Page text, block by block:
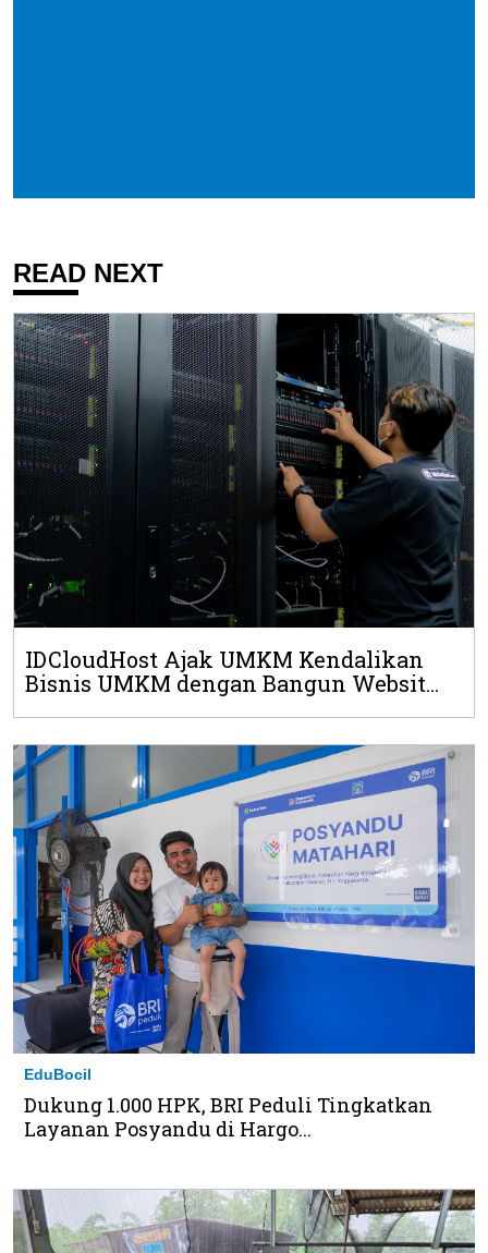
READ NEXT
IDCloudHost Ajak UMKM Kendalikan
Bisnis UMKM dengan Bangun Websit...
EduBocil
Dukung 1.000 HPK, BRI Peduli Tingkatkan
Layanan Posyandu di Hargo...